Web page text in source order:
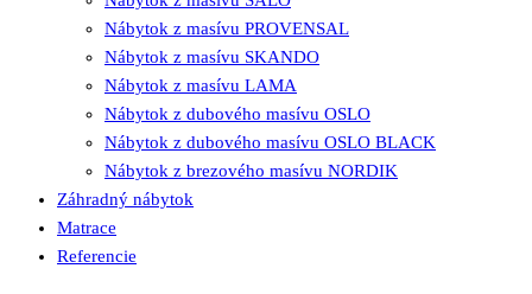
Nábytok z masívu PROVENSAL
Nábytok z masívu SKANDO
Nábytok z masívu LAMA
Nábytok z dubového masívu OSLO
Nábytok z dubového masívu OSLO BLACK
Nábytok z brezového masívu NORDIK
Záhradný nábytok
Matrace
Referencie